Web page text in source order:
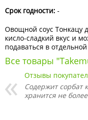
Срок годности: -
Овощной соус Тонкацу
кисло-сладкий вкус и
подаваться в
Все товары
Отзывы
Содержит сорбат
хранится не